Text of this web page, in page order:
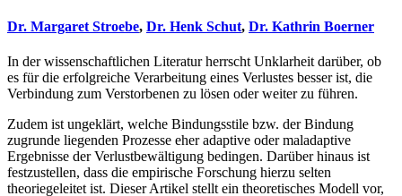
Dr. Margaret Stroebe, Dr. Henk Schut, Dr. Kathrin Boerner
In der wissenschaftlichen Literatur herrscht Unklarheit darüber, ob
es für die erfolgreiche Verarbeitung eines Verlustes besser ist, die
Verbindung zum Verstorbenen zu lösen oder weiter zu führen.
Zudem ist ungeklärt, welche Bindungsstile bzw. der Bindung
zugrunde liegenden Prozesse eher adaptive oder maladaptive
Ergebnisse der Verlustbewältigung bedingen. Darüber hinaus ist
festzustellen, dass die empirische Forschung hierzu selten
theoriegeleitet ist. Dieser Artikel stellt ein theoretisches Modell vor,